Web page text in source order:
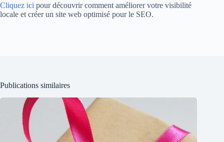
Cliquez ici pour découvrir comment améliorer votre visibilité
locale et créer un site web optimisé pour le SEO.
Publications similaires